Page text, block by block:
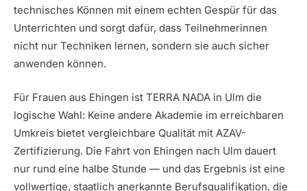
technisches Können mit einem echten Gespür für das
Unterrichten und sorgt dafür, dass Teilnehmerinnen
nicht nur Techniken lernen, sondern sie auch sicher
anwenden können.
Für Frauen aus Ehingen ist TERRA NADA in Ulm die
logische Wahl: Keine andere Akademie im erreichbaren
Umkreis bietet vergleichbare Qualität mit AZAV-
Zertifizierung. Die Fahrt von Ehingen nach Ulm dauert
nur rund eine halbe Stunde — und das Ergebnis ist eine
vollwertige, staatlich anerkannte Berufsqualifikation, die